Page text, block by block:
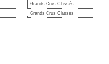
Grands Crus Classés
Grands Crus Classés